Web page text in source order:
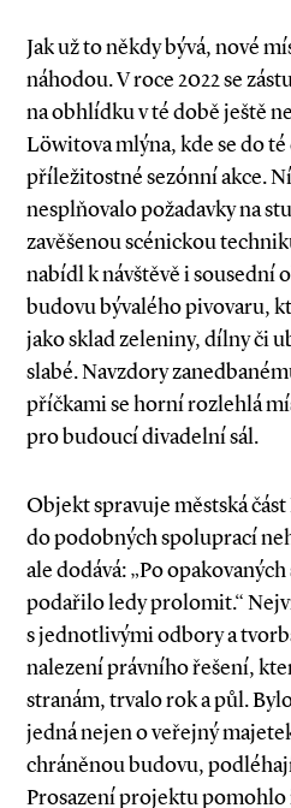
Jak už to někdy bývá, nové
náhodou. V roce 2022 se
na obhlídku v té době ještě
Löwitova mlýna, kde se do
příležitostné sezónní akce.
nesplňovalo požadavky na
zavěšenou scénickou
nabídl k návštěvě i sousední
budovu bývalého pivovaru,
jako sklad zeleniny, dílny či
slabé. Navzdory
příčkami se horní rozlehlá
pro budoucí divadelní sál.
Objekt spravuje městská
do podobných spoluprací
ale dodává: „Po
podařilo ledy prolomit.“
s jednotlivými odbory a
nalezení právního řešení,
stranám, trvalo rok a půl.
jedná nejen o veřejný
chráněnou budovu,
Prosazení projektu pomohlo